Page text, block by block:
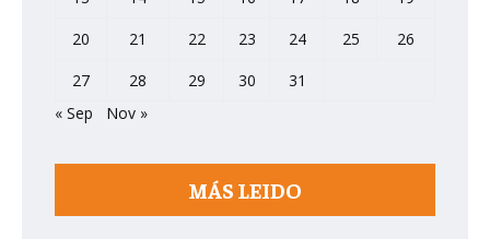
20
21 22 23 24 25
26
27
28 29 30
31
« Sep
Nov »
MÁS LEIDO